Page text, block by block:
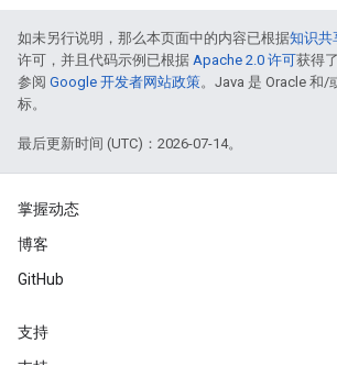
如未另行说明，那么本页面中的内容已根据知识共
许可，并且代码示例已根据 Apache 2.0 许可获得
参阅 Google 开发者网站政策。Java 是 Oracle 和/
标。
最后更新时间 (UTC)：2026-07-14。
掌握动态
博客
GitHub
支持